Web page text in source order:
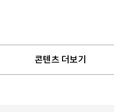
콘텐츠 더보기